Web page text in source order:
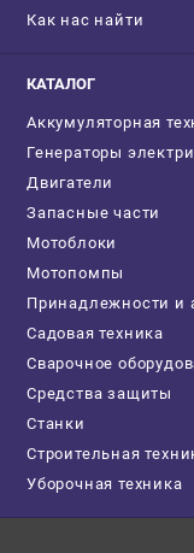
Как нас найти
КАТАЛОГ
Аккумуляторная
Генераторы
Двигатели
Запасные части
Мотоблоки
Мотопомпы
Принадлежности и
Садовая техника
Сварочное
Средства защиты
Станки
Строительная
Уборочная техника